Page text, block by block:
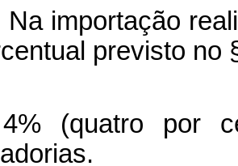
Na importação
previsto no
(quatro por